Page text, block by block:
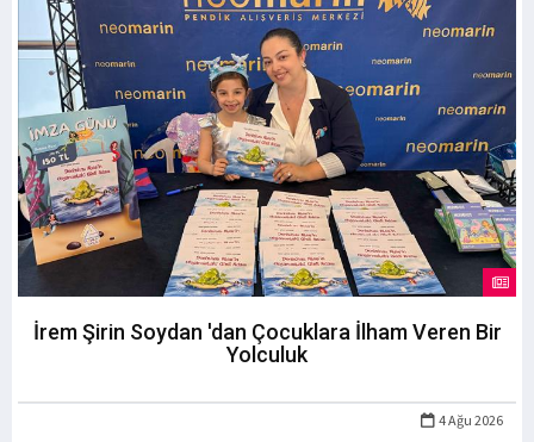
İrem Şirin Soydan 'dan Çocuklara İlham Veren Bir
Yolculuk
4 Ağu 2026